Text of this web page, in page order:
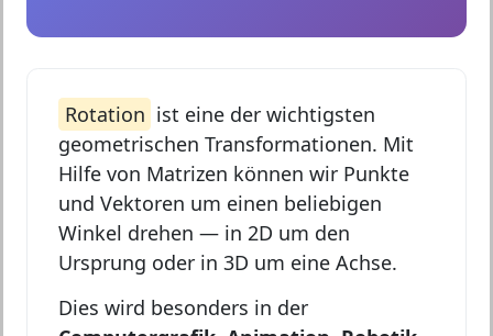
Rotation ist eine der wichtigsten
geometrischen Transformationen. Mit
Hilfe von Matrizen können wir Punkte
und Vektoren um einen beliebigen
Winkel drehen — in 2D um den
Ursprung oder in 3D um eine Achse.
Dies wird besonders in der